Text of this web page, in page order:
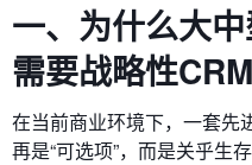
一、为什么大
需要战略性
在当前商业环境下，一套先
再是“可选项”，而是关乎生存